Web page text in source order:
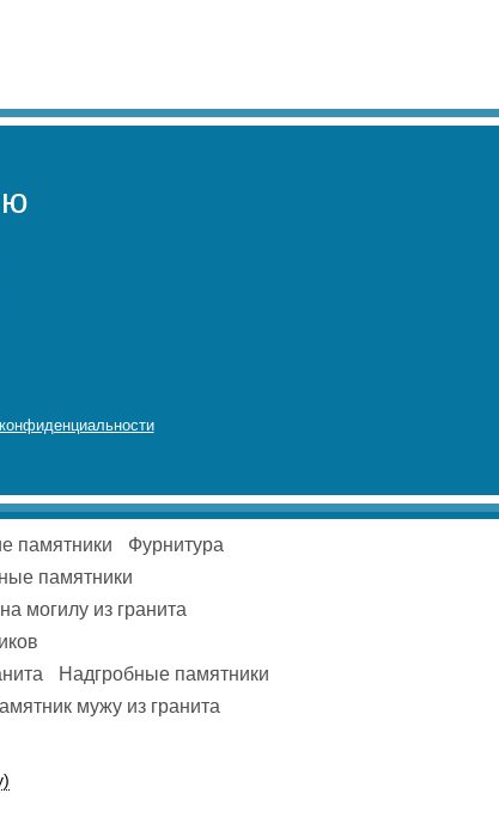
памятники
Фурнитура
памятники
могилу из гранита
Надгробные памятники
мужу из гранита